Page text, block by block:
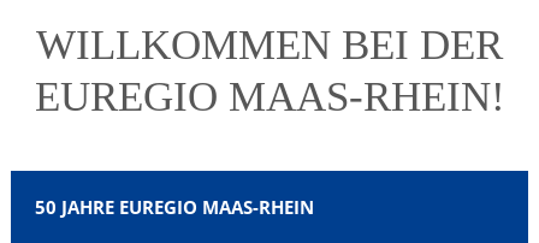
verbindet
WILLKOMMEN BEI DER
EUREGIO MAAS-RHEIN!
50 JAHRE EUREGIO MAAS-RHEIN